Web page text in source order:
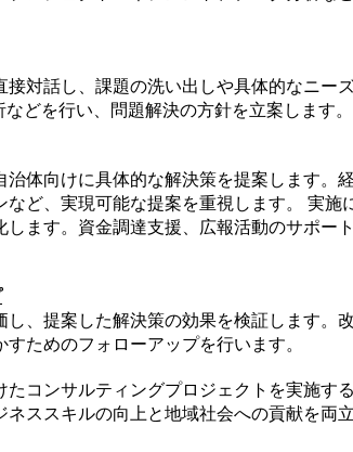
対話し、課題の洗い出しや具体的なニー
どを行い、問題解決の方針を立案します。
体向けに具体的な解決策を提案します。
ど、実現可能な提案を重視します。 実施
ます。資金調達支援、広報活動のサポー
、提案した解決策の効果を検証します。
ためのフォローアップを行います。
コンサルティングプロジェクトを実施す
ススキルの向上と地域社会への貢献を両